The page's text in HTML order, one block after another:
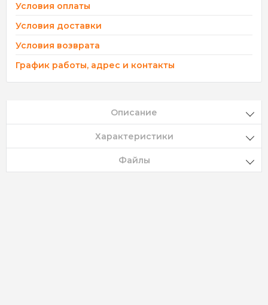
Условия оплаты
Условия доставки
Условия возврата
График работы, адрес и контакты
Описание
Характеристики
Файлы